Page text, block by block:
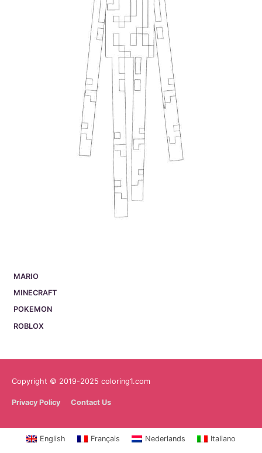
MARIO
MINECRAFT
POKEMON
ROBLOX
Copyright © 2019-2025 coloring1.com
Privacy Policy Contact Us
English Français Nederlands Italiano